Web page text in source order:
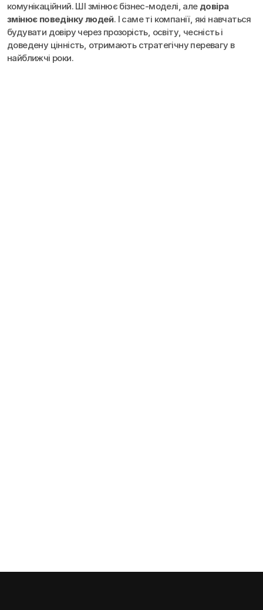
комунікаційний. ШІ змінює бізнес-моделі, але довіра
змінює поведінку людей. І саме ті компанії, які навчаться
будувати довіру через прозорість, освіту, чесність і
доведену цінність, отримають стратегічну перевагу в
найближчі роки.